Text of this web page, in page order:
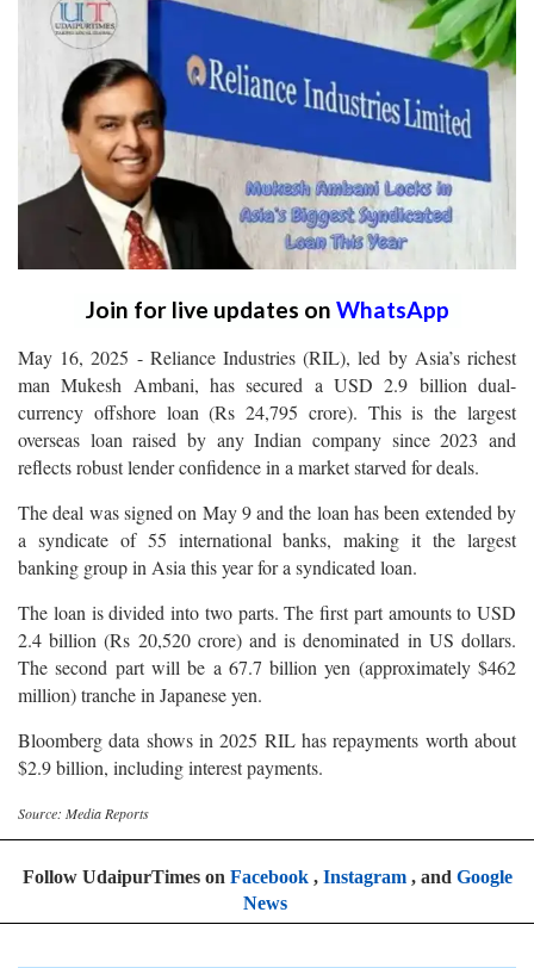
Join for live updates on WhatsApp
May 16, 2025 - Reliance Industries (RIL), led by Asia’s richest
man Mukesh Ambani, has secured a USD 2.9 billion dual-
currency offshore loan (Rs 24,795 crore). This is the largest
overseas loan raised by any Indian company since 2023 and
reflects robust lender confidence in a market starved for deals.
The deal was signed on May 9 and the loan has been extended by
a syndicate of 55 international banks, making it the largest
banking group in Asia this year for a syndicated loan.
The loan is divided into two parts. The first part amounts to USD
2.4 billion (Rs 20,520 crore) and is denominated in US dollars.
The second part will be a 67.7 billion yen (approximately $462
million) tranche in Japanese yen.
Bloomberg data shows in 2025 RIL has repayments worth about
$2.9 billion, including interest payments.
Source: Media Reports
Follow UdaipurTimes on Facebook, Instagram, and Google
News